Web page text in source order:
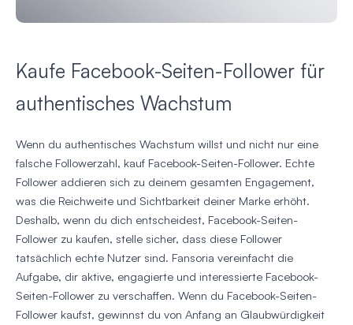
Kaufe Facebook-Seiten-Follower für
authentisches Wachstum
Wenn du authentisches Wachstum willst und nicht nur eine
falsche Followerzahl, kauf Facebook-Seiten-Follower. Echte
Follower addieren sich zu deinem gesamten Engagement,
was die Reichweite und Sichtbarkeit deiner Marke erhöht.
Deshalb, wenn du dich entscheidest, Facebook-Seiten-
Follower zu kaufen, stelle sicher, dass diese Follower
tatsächlich echte Nutzer sind. Fansoria vereinfacht die
Aufgabe, dir aktive, engagierte und interessierte Facebook-
Seiten-Follower zu verschaffen. Wenn du Facebook-Seiten-
Follower kaufst, gewinnst du von Anfang an Glaubwürdigkeit